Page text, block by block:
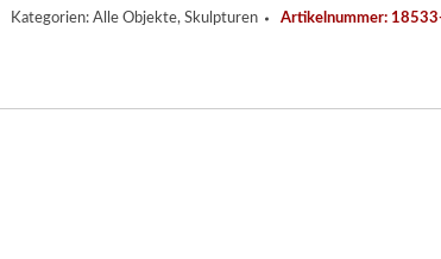
Kategorien: Alle Objekte, Skulpturen Artikelnummer: